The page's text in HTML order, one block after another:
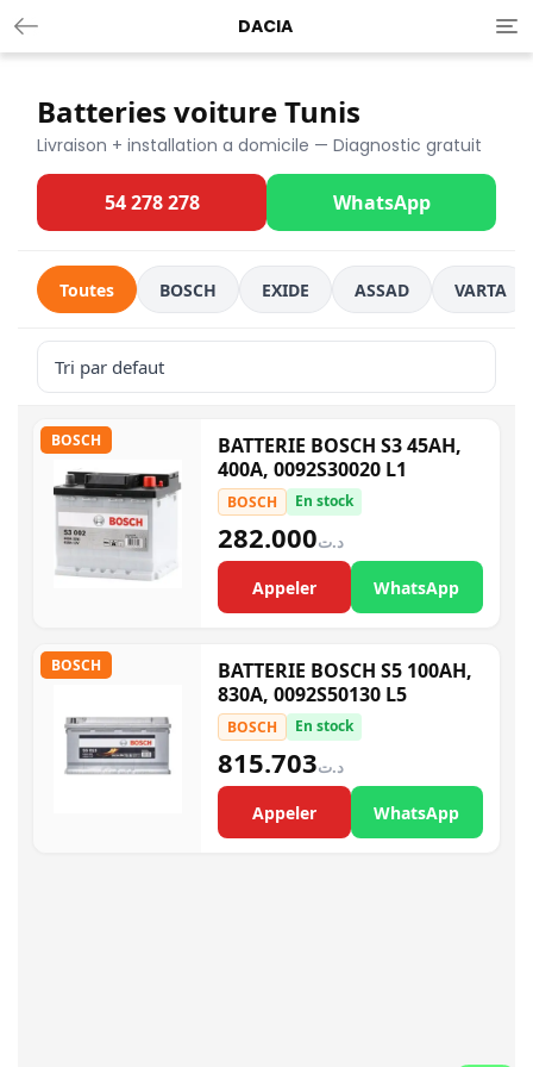
DACIA
Batteries voiture Tunis
Livraison + installation a domicile — Diagnostic gratuit
54 278 278 WhatsApp
Toutes BOSCH EXIDE ASSAD VARTA
BOSCH
BATTERIE BOSCH S3 45AH,
400A, 0092S30020 L1
BOSCH En stock
د.ت282.000
Appeler WhatsApp
BOSCH
BATTERIE BOSCH S5 100AH,
830A, 0092S50130 L5
BOSCH En stock
د.ت815.703
Appeler WhatsApp